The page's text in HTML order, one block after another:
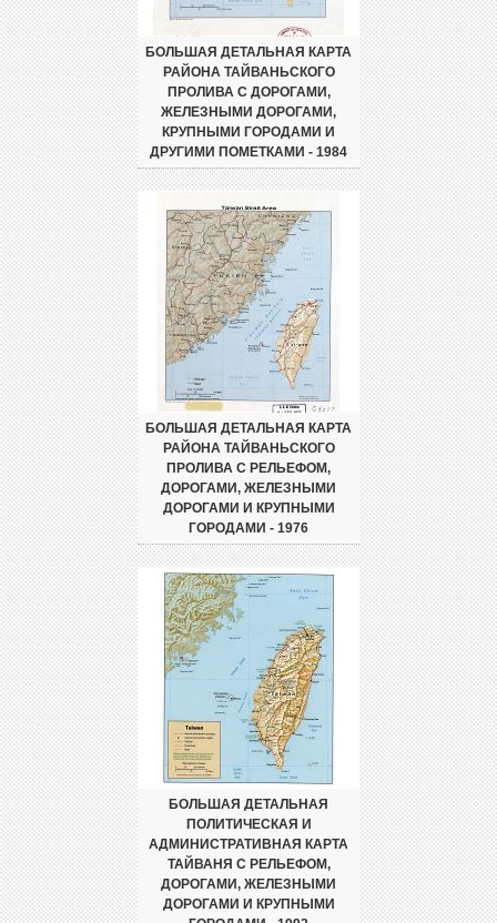
БОЛЬШАЯ ДЕТАЛЬНАЯ КАРТА
РАЙОНА ТАЙВАНЬСКОГО
ПРОЛИВА С ДОРОГАМИ,
ЖЕЛЕЗНЫМИ ДОРОГАМИ,
КРУПНЫМИ ГОРОДАМИ И
ДРУГИМИ ПОМЕТКАМИ - 1984
БОЛЬШАЯ ДЕТАЛЬНАЯ КАРТА
РАЙОНА ТАЙВАНЬСКОГО
ПРОЛИВА С РЕЛЬЕФОМ,
ДОРОГАМИ, ЖЕЛЕЗНЫМИ
ДОРОГАМИ И КРУПНЫМИ
ГОРОДАМИ - 1976
БОЛЬШАЯ ДЕТАЛЬНАЯ
ПОЛИТИЧЕСКАЯ И
АДМИНИСТРАТИВНАЯ КАРТА
ТАЙВАНЯ С РЕЛЬЕФОМ,
ДОРОГАМИ, ЖЕЛЕЗНЫМИ
ДОРОГАМИ И КРУПНЫМИ